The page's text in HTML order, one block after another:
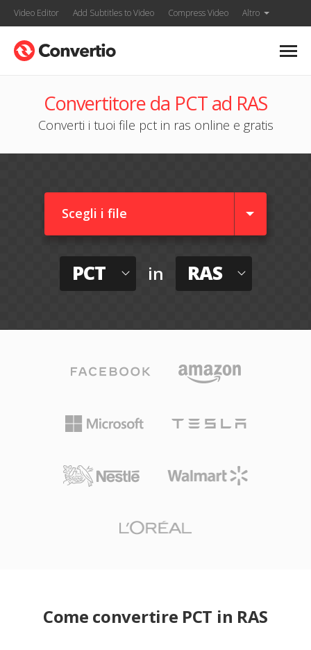
Video Editor Add Subtitles to Video Compress Video Altro
Convertitore da PCT ad RAS
Converti i tuoi file pct in ras online e gratis
Scegli i file
PCT in RAS
Come convertire PCT in RAS